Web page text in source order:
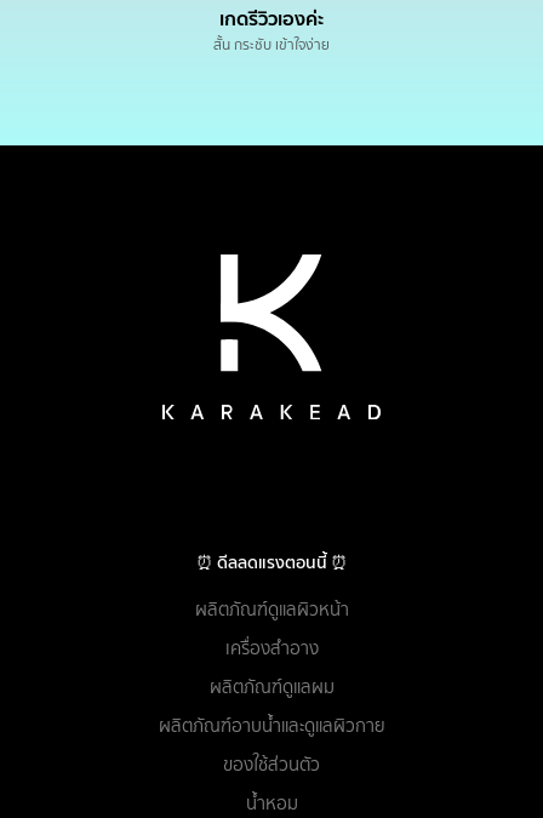
เกดรีวิวเองค่ะ
สั้น กระชับ เข้าใจง่าย
⏰ ดีลลดแรงตอนนี้ ⏰
ผลิตภัณฑ์ดูแลผิวหน้า
เครื่องสำอาง
ผลิตภัณฑ์ดูแลผม
ผลิตภัณฑ์อาบน้ำและดูแลผิวกาย
ของใช้ส่วนตัว
น้ำหอม